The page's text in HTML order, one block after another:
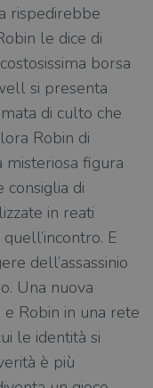
rispedirebbe
le dice di
borsa
si presenta
di culto che
Robin di
misteriosa figura
consiglia di
in reati
E
dell’assassinio
Una nuova
Robin in una rete
le identità si
è più